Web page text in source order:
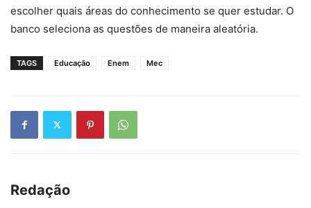
escolher quais áreas do conhecimento se quer estudar. O
banco seleciona as questões de maneira aleatória.
TAGS Educação Enem Mec
Redação